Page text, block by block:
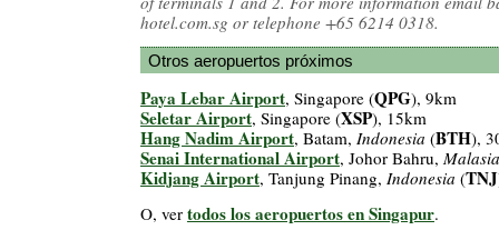
hotel.com.sg or telephone +65 6214 0318.
Otros aeropuertos próximos
Paya Lebar Airport, Singapore (QPG), 9km
Seletar Airport, Singapore (XSP), 15km
Hang Nadim Airport, Batam, Indonesia (BTH),
Senai International Airport, Johor Bahru, Malasia
Kidjang Airport, Tanjung Pinang, Indonesia (TNJ
O, ver todos los aeropuertos en Singapur.